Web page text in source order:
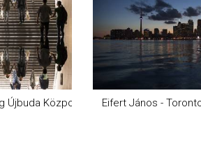
Újbuda Központ aluljárójában (2019)
Eifert János -